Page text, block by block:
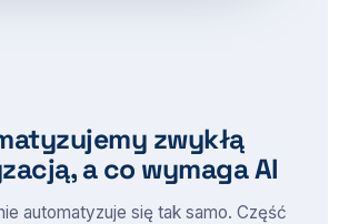
zwykłą
a co wymaga AI
automatyzuje się tak samo. Część